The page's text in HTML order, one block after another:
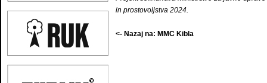
in prostovoljstva 2024.
<- Nazaj na: MMC Kibla